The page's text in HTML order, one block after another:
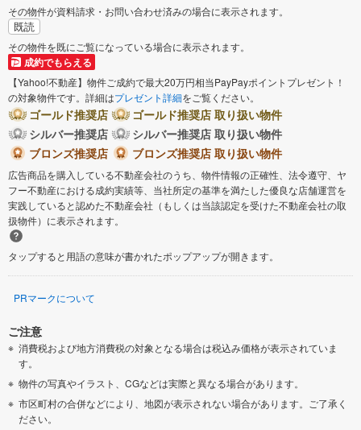
その物件が資料請求・お問い合わせ済みの場合に表示されます。
既読
その物件を既にご覧になっている場合に表示されます。
成約でもらえる
【Yahoo!不動産】物件ご成約で最大20万円相当PayPayポイントプレゼント！
の対象物件です。詳細はプレゼント詳細をご覧ください。
ゴールド推奨店
ゴールド推奨店 取り扱い物件
シルバー推奨店
シルバー推奨店 取り扱い物件
ブロンズ推奨店
ブロンズ推奨店 取り扱い物件
広告商品を購入している不動産会社のうち、物件情報の正確性、法令遵守、ヤ
フー不動産における成約実績等、当社所定の基準を満たした優良な店舗運営を
実践していると認めた不動産会社（もしくは当該認定を受けた不動産会社の取
扱物件）に表示されます。
タップすると用語の意味が書かれたポップアップが開きます。
PRマークについて
ご注意
消費税および地方消費税の対象となる場合は税込み価格が表示されていま
す。
物件の写真やイラスト、CGなどは実際と異なる場合があります。
市区町村の合併などにより、地図が表示されない場合があります。ご了承く
ださい。